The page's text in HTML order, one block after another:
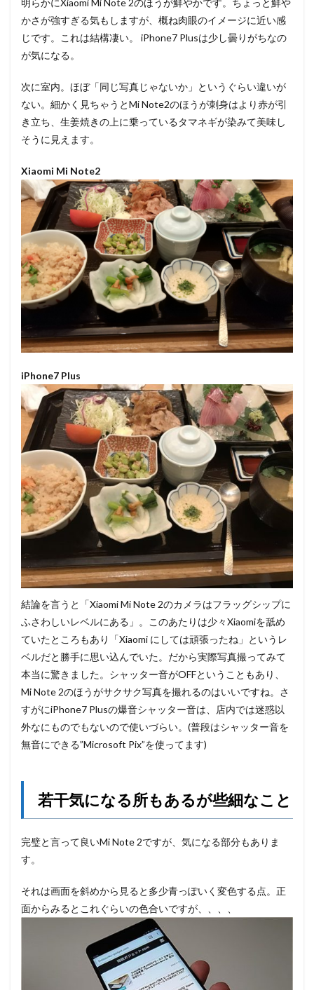
明らかにXiaomi Mi Note 2のほうが鮮やかです。ちょっと鮮や
かさが強すぎる気もしますが、概ね肉眼のイメージに近い感
じです。これは結構凄い。 iPhone7 Plusは少し曇りがちなの
が気になる。
次に室内。ほぼ「同じ写真じゃないか」というぐらい違いが
ない。細かく見ちゃうとMi Note2のほうが刺身はより赤が引
き立ち、生姜焼きの上に乗っているタマネギが染みて美味し
そうに見えます。
Xiaomi Mi Note2
iPhone7 Plus
結論を言うと「Xiaomi Mi Note 2のカメラはフラッグシップに
ふさわしいレベルにある」。このあたりは少々Xiaomiを舐め
ていたところもあり「Xiaomi にしては頑張ったね」というレ
ベルだと勝手に思い込んでいた。だから実際写真撮ってみて
本当に驚きました。シャッター音がOFFということもあり、
Mi Note 2のほうがサクサク写真を撮れるのはいいですね。さ
すがにiPhone7 Plusの爆音シャッター音は、店内では迷惑以
外なにものでもないので使いづらい。(普段はシャッター音を
無音にできる”Microsoft Pix”を使ってます)
若干気になる所もあるが些細なこと
完璧と言って良いMi Note 2ですが、気になる部分もありま
す。
それは画面を斜めから見ると多少青っぽいく変色する点。正
面からみるとこれぐらいの色合いですが、、、、